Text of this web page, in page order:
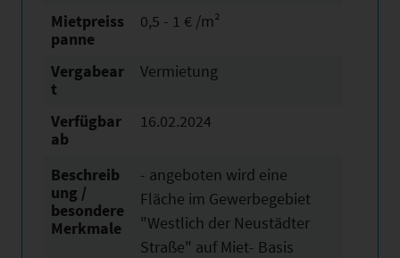
Mietpreiss
panne
0,5 - 1 € /m²
Vergabear
t
Vermietung
Verfügbar
ab
16.02.2024
Beschreib
ung /
besondere
Merkmale
- angeboten wird eine
Fläche im Gewerbegebiet
"Westlich der Neustädter
Straße" auf Miet- Basis